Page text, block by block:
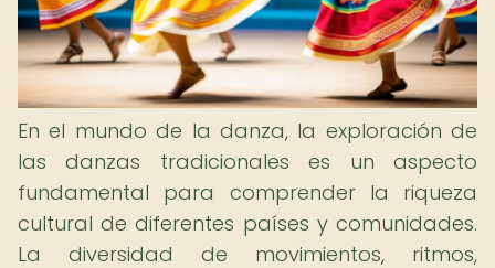
En el mundo de la danza, la exploración de
las danzas tradicionales es un aspecto
fundamental para comprender la riqueza
cultural de diferentes países y comunidades.
La diversidad de movimientos, ritmos,